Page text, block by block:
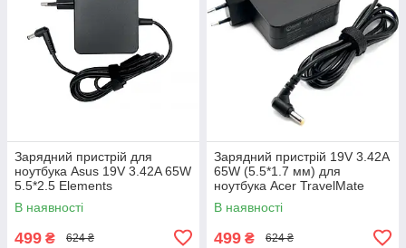
Зарядний пристрій для
ноутбука Asus 19V 3.42A 65W
5.5*2.5 Elements
В наявності
499 ₴ 624 ₴
Зарядний пристрій 19V 3.42A
65W (5.5*1.7 мм) для
ноутбука Acer TravelMate
P2510-G2-M
В наявності
499 ₴ 624 ₴